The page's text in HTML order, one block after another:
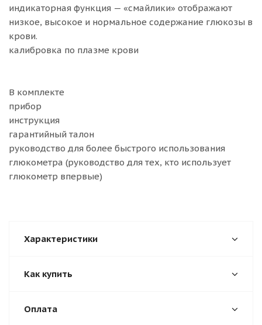
индикаторная функция — «смайлики» отображают
низкое, высокое и нормальное содержание глюкозы в
крови.
калибровка по плазме крови
В комплекте
прибор
инструкция
гарантийный талон
руководство для более быстрого использования
глюкометра (руководство для тех, кто использует
глюкометр впервые)
Характеристики
Как купить
Оплата